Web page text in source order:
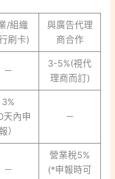
/組織
刷卡)
與廣告代理
商合作
－
3-5%(視代
理商而訂)
3%
天內申
）
－
－
營業稅5%
(*申報時可